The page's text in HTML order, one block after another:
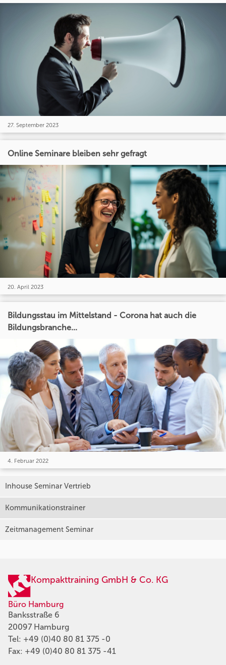
27. September 2023
Online Seminare bleiben sehr gefragt
20. April 2023
Bildungsstau im Mittelstand - Corona hat auch die
Bildungsbranche...
4. Februar 2022
Inhouse Seminar Vertrieb
Kommunikationstrainer
Zeitmanagement Seminar
Kompakttraining GmbH & Co. KG
Büro Hamburg
Banksstraße 6
20097 Hamburg
Tel: +49 (0)40 80 81 375 -0
Fax: +49 (0)40 80 81 375 -41